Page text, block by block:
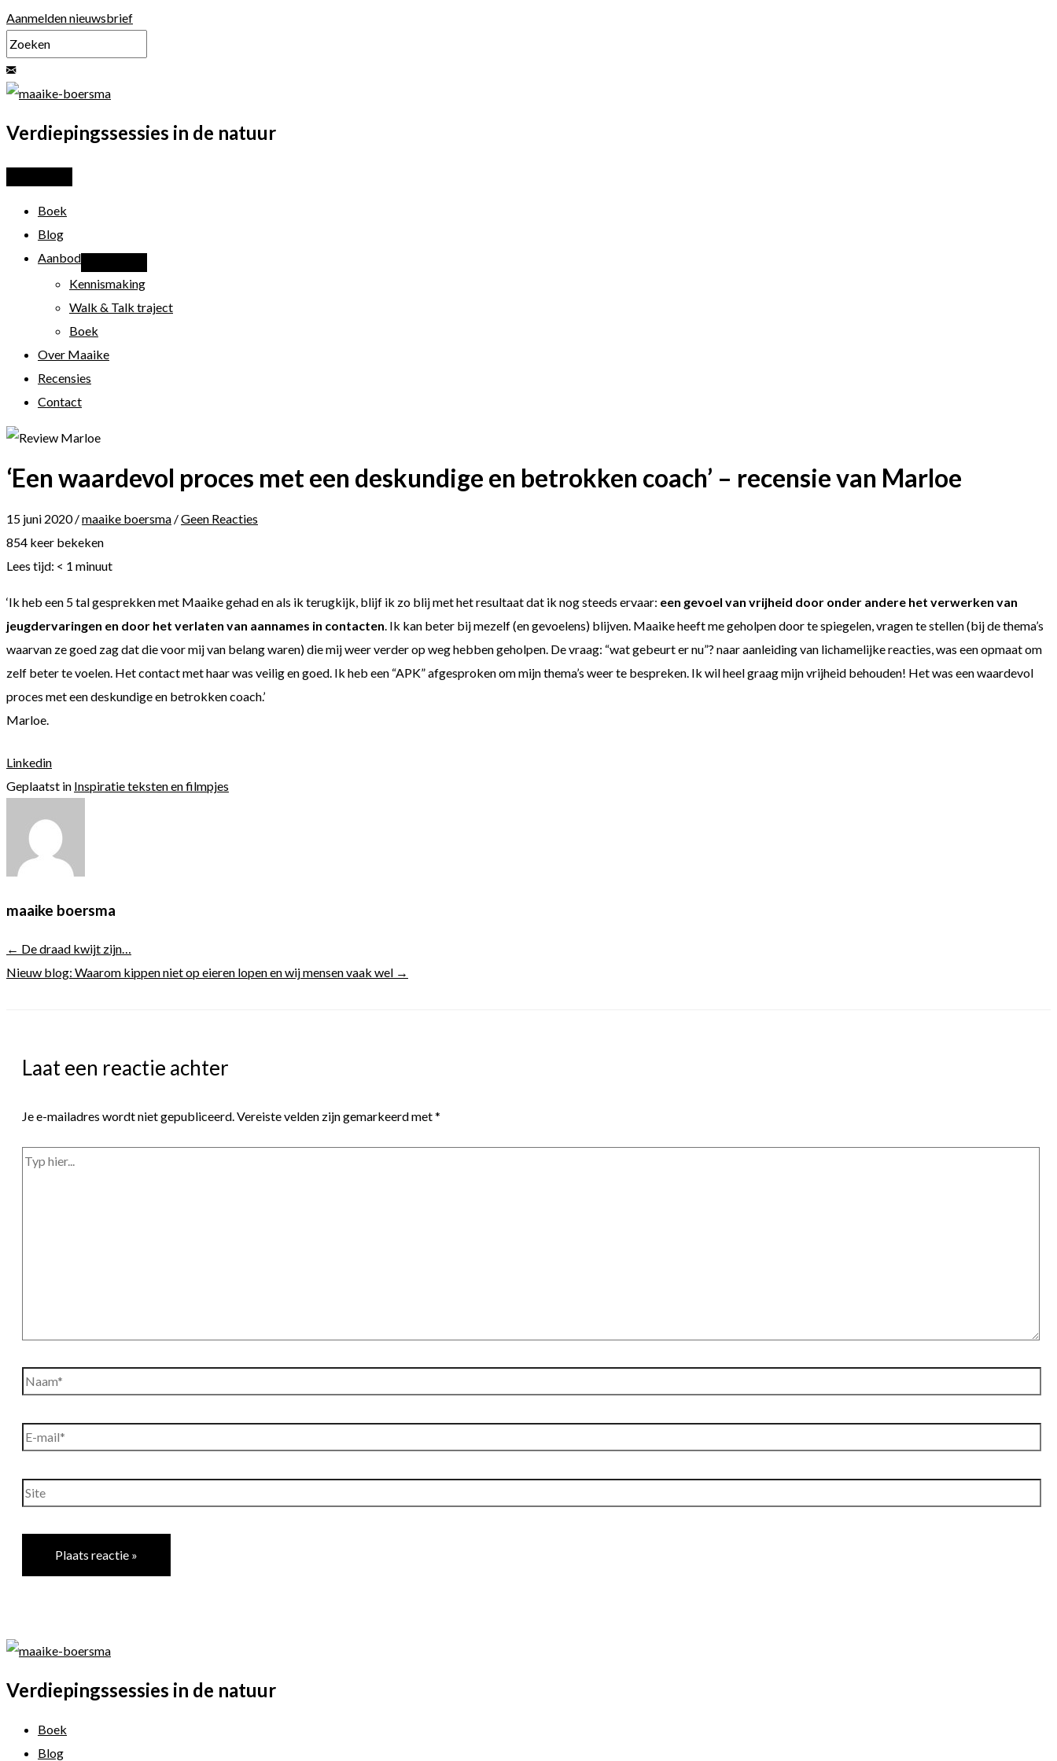
Ga
naar
de
inhoud
Aanmelden nieuwsbrief
Verdiepingssessies in de natuur
Boek
Blog
Aanbod
Kennismaking
Walk & Talk traject
Boek
Over Maaike
Recensies
Contact
‘Een waardevol proces met een deskundige en betrokken coach’ – recensie van Marloe
15 juni 2020/maaike boersma /Geen Reacties
854 keer bekeken
Lees tijd: < 1 minuut
‘Ik heb een 5 tal gesprekken met Maaike gehad en als ik terugkijk, blijf ik zo blij met het resultaat dat ik nog steeds ervaar: een gevoel van vrijheid door onder andere het verwerken van
jeugdervaringen en door het verlaten van aannames in contacten . Ik kan beter bij mezelf (en gevoelens) blijven. Maaike heeft me geholpen door te spiegelen, vragen te stellen (bij de thema’s
waarvan ze goed zag dat die voor mij van belang waren) die mij weer verder op weg hebben geholpen. De vraag: “wat gebeurt er nu”? naar aanleiding van lichamelijke reacties, was een opmaat om
zelf beter te voelen. Het contact met haar was veilig en goed. Ik heb een “APK” afgesproken om mijn thema’s weer te bespreken. Ik wil heel graag mijn vrijheid behouden! Het was een waardevol
proces met een deskundige en betrokken coach.’
Marloe.
Linkedin
Geplaatst in Inspiratie teksten en filmpjes
maaike boersma
← De draad kwijt zijn…
Nieuw blog: Waarom kippen niet op eieren lopen en wij mensen vaak wel →
Laat een reactie achter
Je e-mailadres wordt niet gepubliceerd.Vereiste velden zijn gemarkeerd met*
Typ
Naam*
E-
Site
Verdiepingssessies in de natuur
Boek
Blog